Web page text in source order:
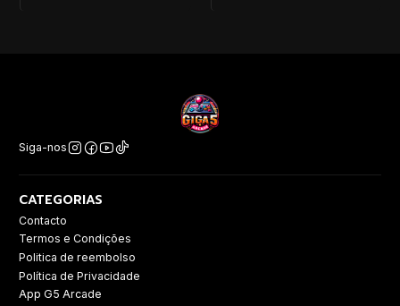
Siga-nos
CATEGORIAS
Contacto
Termos e Condições
Politica de reembolso
Política de Privacidade
App G5 Arcade